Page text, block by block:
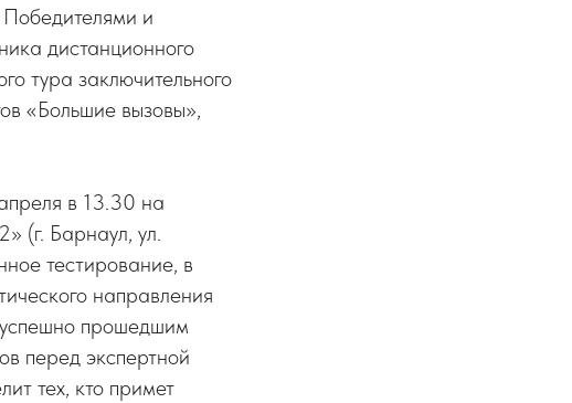
и
дистанционного
тура заключительного
«Большие вызовы»,
в 13.30 на
(г. Барнаул, ул.
тестирование, в
направления
прошедшим
перед экспертной
тех, кто примет